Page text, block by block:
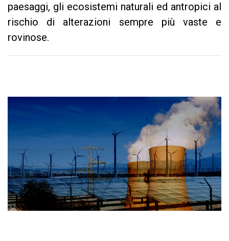
paesaggi, gli ecosistemi naturali ed antropici al
rischio di alterazioni sempre più vaste e
rovinose.